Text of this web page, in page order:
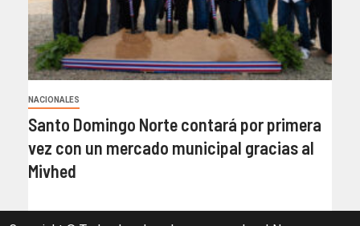
NACIONALES
Santo Domingo Norte contará por primera
vez con un mercado municipal gracias al
Mivhed